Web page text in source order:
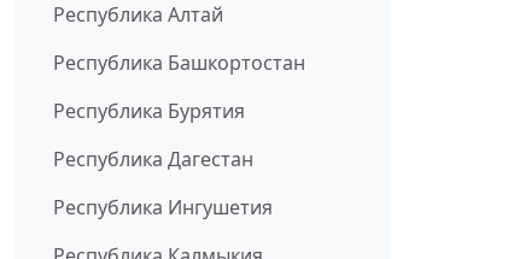
Республика Алтай
Республика Башкортостан
Республика Бурятия
Республика Дагестан
Республика Ингушетия